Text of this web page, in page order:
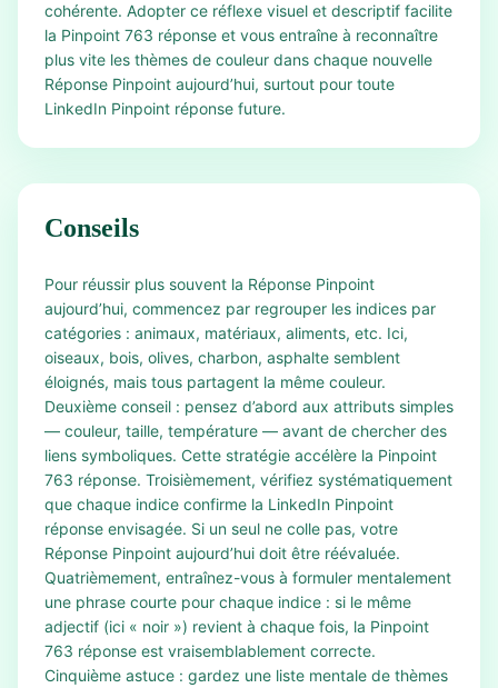
cohérente. Adopter ce réflexe visuel et descriptif facilite
la Pinpoint 763 réponse et vous entraîne à reconnaître
plus vite les thèmes de couleur dans chaque nouvelle
Réponse Pinpoint aujourd’hui, surtout pour toute
LinkedIn Pinpoint réponse future.
Conseils
Pour réussir plus souvent la Réponse Pinpoint
aujourd’hui, commencez par regrouper les indices par
catégories : animaux, matériaux, aliments, etc. Ici,
oiseaux, bois, olives, charbon, asphalte semblent
éloignés, mais tous partagent la même couleur.
Deuxième conseil : pensez d’abord aux attributs simples
— couleur, taille, température — avant de chercher des
liens symboliques. Cette stratégie accélère la Pinpoint
763 réponse. Troisièmement, vérifiez systématiquement
que chaque indice confirme la LinkedIn Pinpoint
réponse envisagée. Si un seul ne colle pas, votre
Réponse Pinpoint aujourd’hui doit être réévaluée.
Quatrièmement, entraînez-vous à formuler mentalement
une phrase courte pour chaque indice : si le même
adjectif (ici « noir ») revient à chaque fois, la Pinpoint
763 réponse est vraisemblablement correcte.
Cinquième astuce : gardez une liste mentale de thèmes